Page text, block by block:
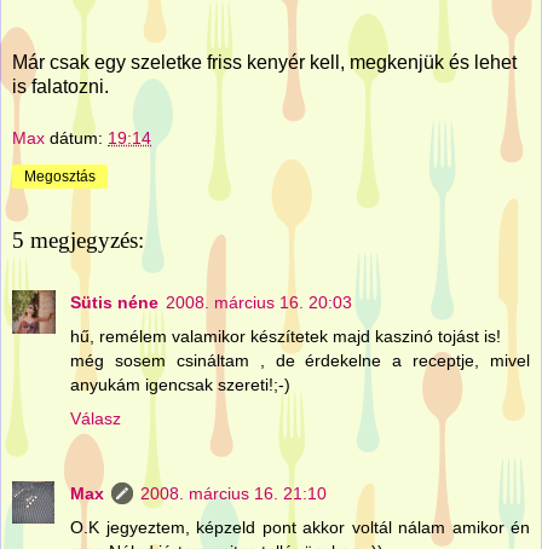
Már csak egy szeletke friss kenyér kell, megkenjük és lehet
is falatozni.
Max dátum: 19:14
Megosztás
5 megjegyzés:
Sütis néne 2008. március 16. 20:03
hű, remélem valamikor készítetek majd kaszinó tojást is!
még sosem csináltam , de érdekelne a receptje, mivel
anyukám igencsak szereti!;-)
Válasz
Max
2008. március 16. 21:10
O.K jegyeztem, képzeld pont akkor voltál nálam amikor én